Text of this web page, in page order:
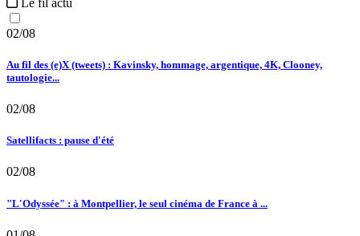
02/08
Au fil des (e)X (tweets) : Kavinsky, hommage, argentique, 4K, Clooney,
tautologie...
02/08
Satellifacts : pause d'été
02/08
"L'Odyssée" : à Montpellier, le seul cinéma de France à ...